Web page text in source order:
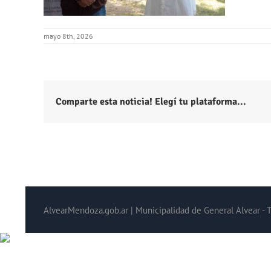
mayo 8th, 2026
Comparte esta noticia! Elegí tu plataforma...
AlvearMendoza.gob.ar | Municipalidad de General Alvear -